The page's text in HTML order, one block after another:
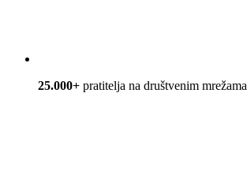
25.000+ pratitelja na društvenim mrežama